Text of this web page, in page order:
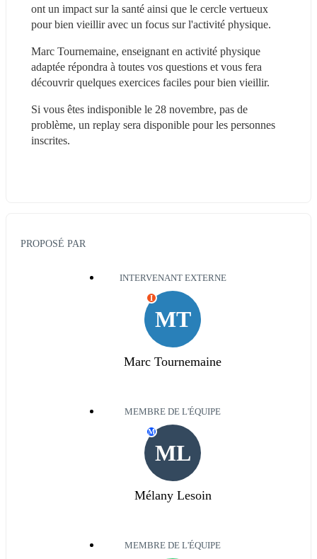
ont un impact sur la santé ainsi que le cercle vertueux
pour bien vieillir avec un focus sur l'activité physique.
Marc Tournemaine, enseignant en activité physique
adaptée répondra à toutes vos questions et vous fera
découvrir quelques exercices faciles pour bien vieillir.
Si vous êtes indisponible le 28 novembre, pas de
problème, un replay sera disponible pour les personnes
inscrites.
PROPOSÉ PAR
INTERVENANT EXTERNE
MT
I
Marc Tournemaine
MEMBRE DE L'ÉQUIPE
ML
M
Mélany Lesoin
MEMBRE DE L'ÉQUIPE